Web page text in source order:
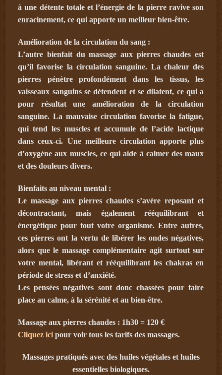
à une détente totale et l’énergie de la pierre ravive son
enracinement, ce qui apporte un meilleur bien-être.
Amélioration de la circulation du sang :
L’autre bienfait du massage aux pierres chaudes est
qu’il favorise la circulation sanguine. La chaleur des
pierres pénètre profondément dans les tissus, les
vaisseaux sanguins se détendent et se dilatent, ce qui a
pour résultat une amélioration de la circulation
sanguine. La mauvaise circulation favorise la fatigue,
qui tend les muscles et accumule de l’acide lactique
dans ceux-ci. Une meilleure circulation apporte plus
d’oxygène aux muscles, ce qui aide à calmer des maux
et des douleurs divers.
Bienfaits au niveau mental :
Le massage aux pierres chaudes s’avère reposant et
décontractant, mais également rééquilibrant et
énergétique pour tout votre organisme. Entre autres,
ces pierres ont la vertu de libérer les ondes négatives,
alors que le massage complémentaire agit surtout sur
votre mental, libérant et rééquilibrant les chakras en
période de stress et d’anxiété.
Les pensées négatives sont donc chassées pour faire
place au calme, à la sérénité et au bien-être.
Massage aux pierres chaudes : 1h30 = 120 €
Cliquez ici pour voir tous les tarifs des massages.
Massages pratiqués avec des huiles végétales et huiles
essentielles biologiques.